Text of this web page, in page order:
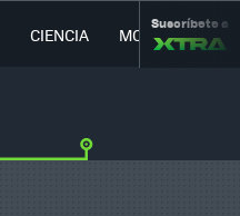
CIENCIA MOVILIDAD
Suscríbete a